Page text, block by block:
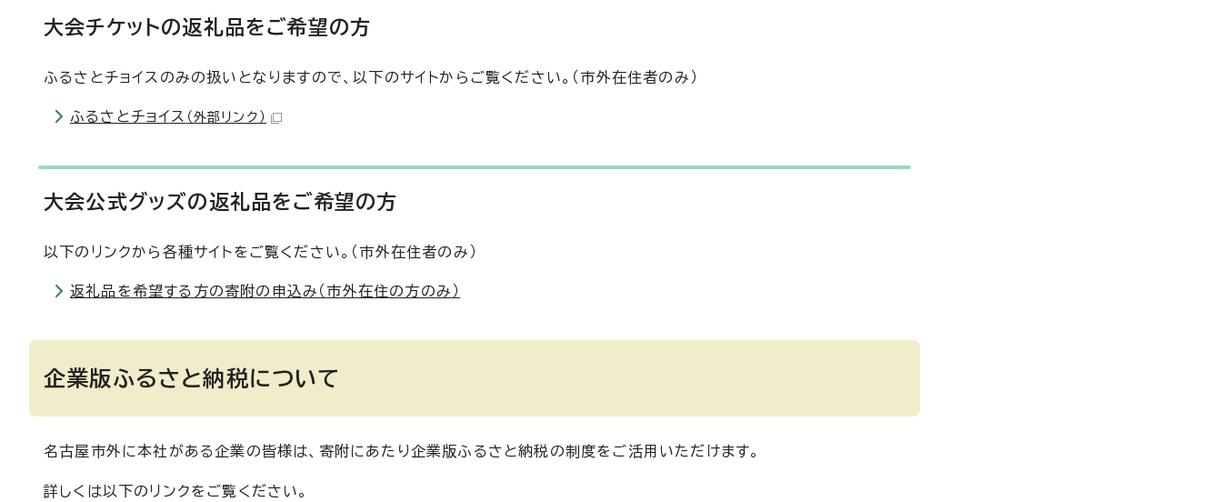
大会チケットの返礼品をご希望の方
ふるさとチョイスのみの扱いとなりますので、以下のサイトからご覧ください。（市外在住者のみ）
ふるさとチョイス （外部リンク）
大会公式グッズの返礼品をご希望の方
以下のリンクから各種サイトをご覧ください。（市外在住者のみ）
返礼品を希望する方の寄附の申込み（市外在住の方のみ）
企業版ふるさと納税について
名古屋市外に本社がある企業の皆様は、寄附にあたり企業版ふるさと納税の制度をご活用いただけます。
詳しくは以下のリンクをご覧ください。